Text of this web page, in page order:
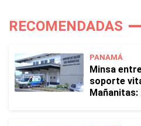
RECOMENDADAS
PANAMÁ
Minsa
soporte
Mañanitas: